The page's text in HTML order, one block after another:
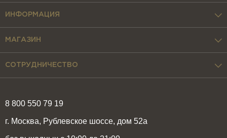
8 800 550 79 19
г. Москва, Рублевское шоссе, дом 52а
ИНФОРМАЦИЯ
МАГАЗИН
СОТРУДНИЧЕСТВО